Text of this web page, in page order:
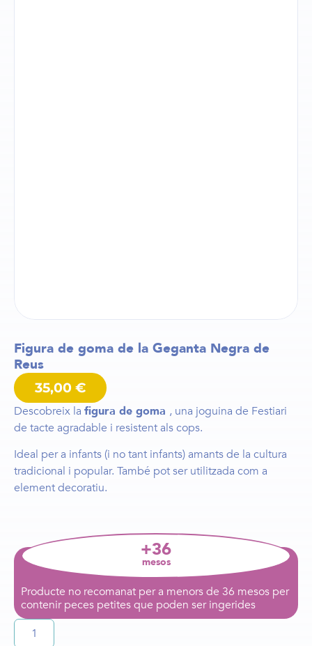
Figura de goma de la Geganta Negra de
Reus
35,00 €
Descobreix la figura de goma , una joguina de Festiari
de tacte agradable i resistent als cops.
Ideal per a infants (i no tant infants) amants de la cultura
tradicional i popular. També pot ser utilitzada com a
element decoratiu.
+36
mesos
Producte no recomanat per a menors de 36 mesos per
contenir peces petites que poden ser ingerides